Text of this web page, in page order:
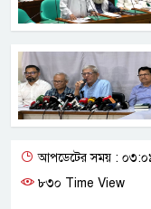
আপডেটের সময় :
৮৩০ Time View